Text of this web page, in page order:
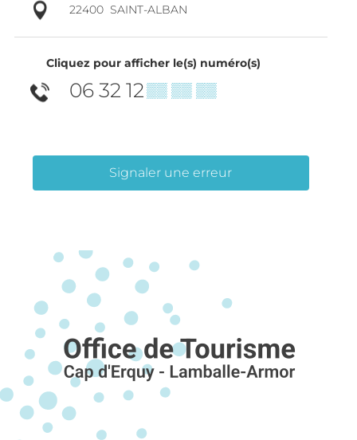
22400 SAINT-ALBAN
Cliquez pour afficher le(s) numéro(s)
06 32 12▒▒ ▒▒ ▒▒
Signaler une erreur